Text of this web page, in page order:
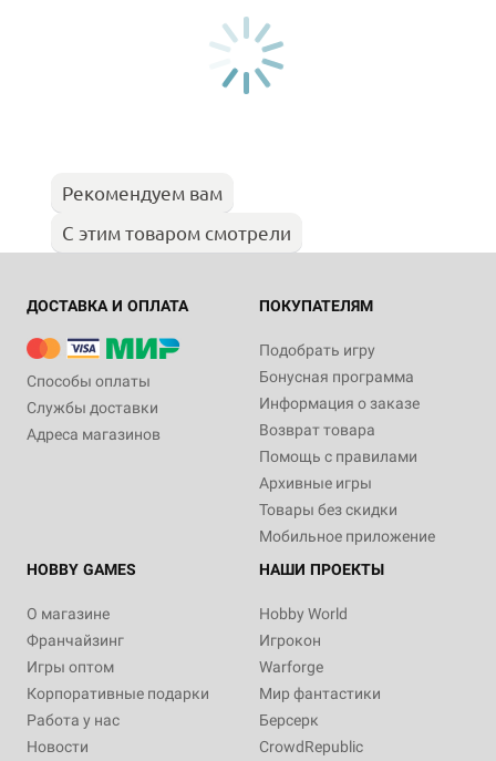
Рекомендуем вам
С этим товаром смотрели
ДОСТАВКА И ОПЛАТА
Способы оплаты
Службы доставки
Адреса магазинов
ПОКУПАТЕЛЯМ
Подобрать игру
Бонусная программа
Информация о заказе
Возврат товара
Помощь с правилами
Архивные игры
Товары без скидки
Мобильное приложение
HOBBY GAMES
О магазине
Франчайзинг
Игры оптом
Корпоративные подарки
Работа у нас
Новости
НАШИ ПРОЕКТЫ
Hobby World
Игрокон
Warforge
Мир фантастики
Берсерк
CrowdRepublic